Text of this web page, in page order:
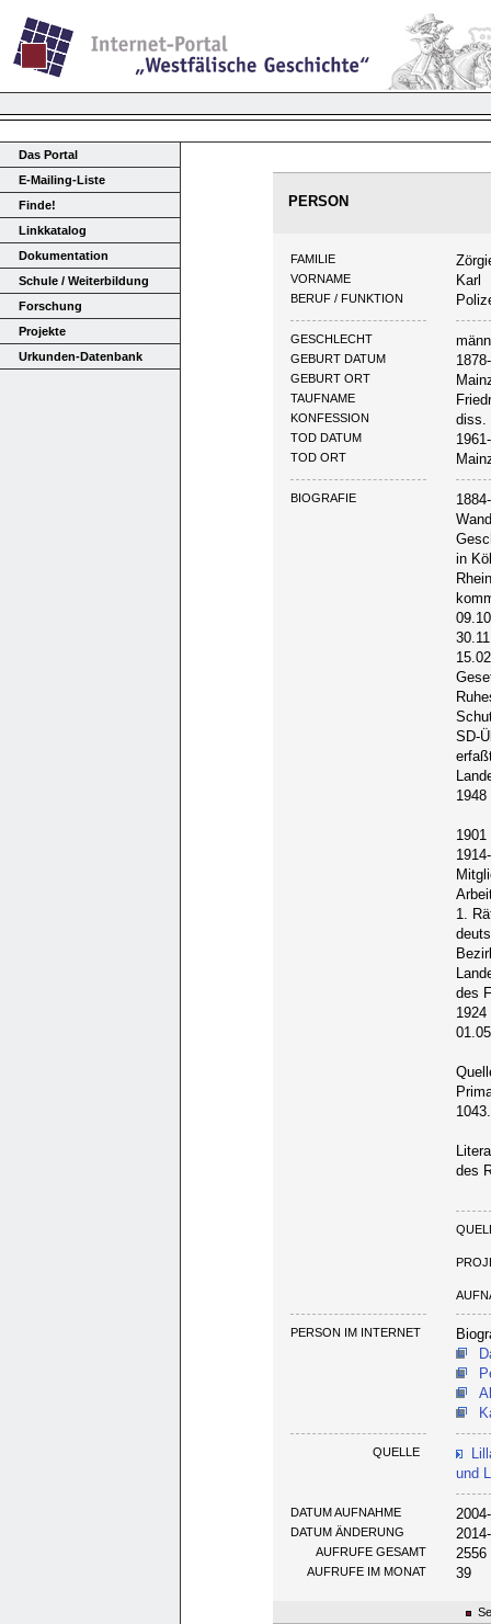
Das Portal
E-Mailing-Liste
Finde!
Linkkatalog
Dokumentation
Schule / Weiterbildung
Forschung
Projekte
Urkunden-Datenbank
PERSON
FAMILIE
VORNAME Karl
BERUF / FUNKTION
GESCHLECHT
GEBURT DATUM
GEBURT ORT
TAUFNAME
KONFESSION diss.
TOD DATUM
TOD ORT
BIOGRAFIE
in
SD-
1.
des
1043.
des
PERSON IM INTERNET
QUELLE
und
DATUM AUFNAHME
DATUM ÄNDERUNG
AUFRUFE GESAMT 2556
AUFRUFE IM MONAT 39